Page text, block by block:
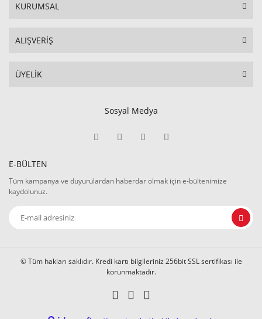
KURUMSAL
ALIŞVERİŞ
ÜYELİK
Sosyal Medya
E-BÜLTEN
Tüm kampanya ve duyurulardan haberdar olmak için e-bültenimize
kaydolunuz.
© Tüm hakları saklıdır. Kredi kartı bilgileriniz 256bit SSL sertifikası ile
korunmaktadır.